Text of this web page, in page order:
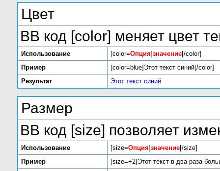
Цвет
BB код [color] меняет цвет
Использование [color=Опция]значение[/color]
Пример
[color=blue]Этот текст синий[/color]
Результат
Этот текст синий
Размер
BB код [size] позволяет
Использование [size=Опция]значение[/size]
Пример
[size=+2]Этот текст в два раза